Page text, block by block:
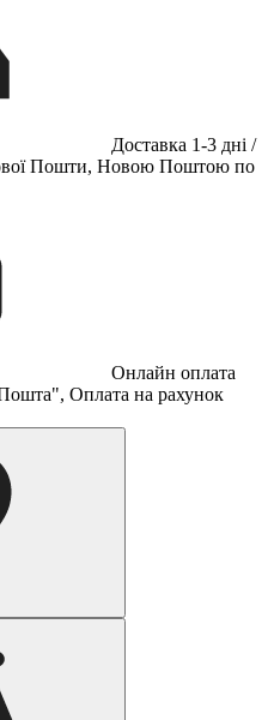
Доставка 1-3 дні /
Пошти, Новою Поштою по
Онлайн оплата
Оплата на рахунок